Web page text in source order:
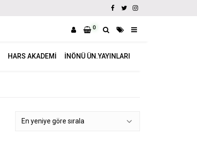
0
HARS AKADEMI İNÖNÜ ÜN.YAYINLARI